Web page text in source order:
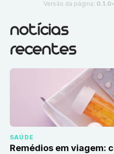
Versão da página: 0.1.0 ●
notícias
recentes
SAÚDE
Remédios em viagem: